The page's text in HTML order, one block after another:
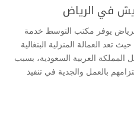
في الرياض
يوفر مكتب التوسط خدمة
العمالة المنزلية البنغالية
المملكة العربية السعودية، بسبب
بالعمل والجدية في تنفيذ